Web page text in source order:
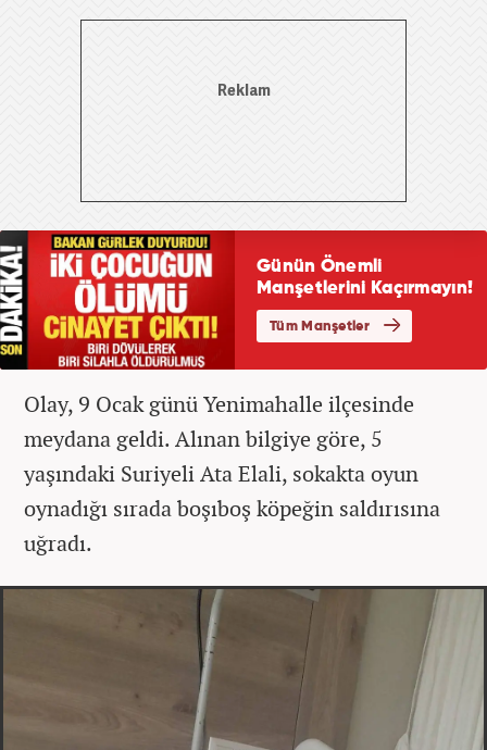
Olay, 9 Ocak günü Yenimahalle ilçesinde
meydana geldi. Alınan bilgiye göre, 5
yaşındaki Suriyeli Ata Elali, sokakta oyun
oynadığı sırada boşıboş köpeğin saldırısına
uğradı.